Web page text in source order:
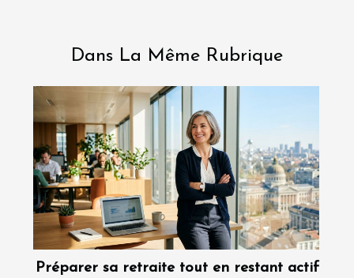
Dans La Même Rubrique
Préparer sa retraite tout en restant actif